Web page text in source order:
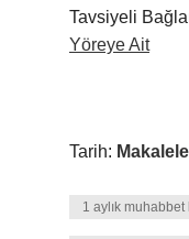
Tavsiyeli
Yöreye Ait
Tarih:
1 aylık muhabbet